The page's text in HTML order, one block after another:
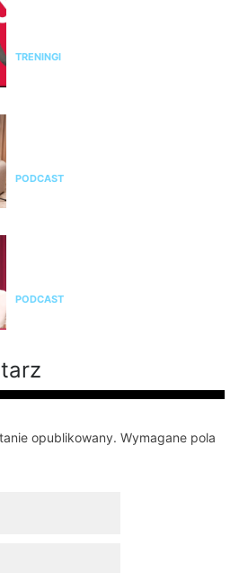
TRENINGI
PODCAST
PODCAST
opublikowany. Wymagane pola